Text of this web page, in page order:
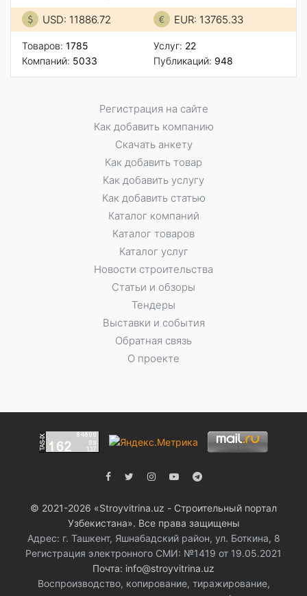
USD: 11886.72 EUR: 13765.33
Товаров: 1785
Компаний: 5033
Услуг: 22
Публикаций: 948
Регистрация на сайте
Как добавить компанию
Скачать анкету
Как добавить товар
Как добавить услугу
Как добавить статью
Каталог компаний
Каталог товаров
Каталог услуг
Новости строительства
Статьи и обзоры
Тендеры
Выставки и события
Обратная связь
О проекте
© 2021-2026 «Stroyvitrina.uz - Строительный портал
Узбекистана». Все права защищены
Адрес: г. Ташкент, Яшнабадский район, ул. Боткина, 8
Регистрация электронного СМИ: №1419 от 19.05.2021
Почта: info@stroyvitrina.uz
Воспроизводство, копирование, тиражирование,